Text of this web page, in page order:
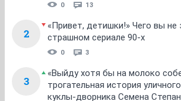
0 13
2
«Привет, детишки!» Чего вы не
страшном сериале 90-х
0 3
3
«Выйду хотя бы на молоко
трогательная история
куклы-дворника Семена